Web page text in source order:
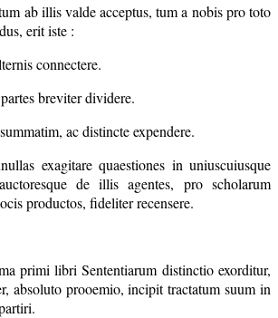
ab illis valde acceptus, tum a nobis pro toto
erit iste :
connectere.
breviter dividere.
ac distincte expendere.
exagitare quaestiones in uniuscuiusque
de illis agentes, pro scholarum
productos, fideliter recensere.
primi libri Sententiarum distinctio exorditur,
absoluto prooemio, incipit tractatum suum in